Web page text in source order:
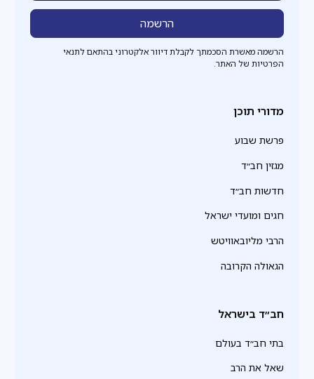
הרשמה מאשרת הסכמתך לקבלת דיוור אלקטרוני בהתאם לתנאי
הפרטיות של האתר.
מדורי תוכן
פרשת שבוע
מגזין חב״ד
חדשות חב״ד
חגים ומועדי ישראל
הרבי מליובאוויטש
הגאולה הקרובה
חב״ד בישראל
בתי חב״ד בעולם
שאל את הרב